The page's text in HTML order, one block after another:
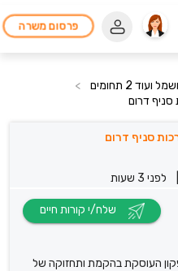
פרסום משרה
2 תחומים
>
דרום
סניף דרום
לפני 3 שעות
העוסקת בהקמת ותחזוקה של